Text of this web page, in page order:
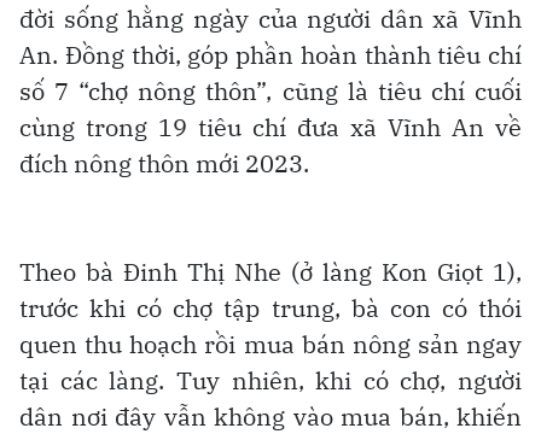
đời sống hằng ngày của người dân xã Vĩnh
An. Đồng thời, góp phần hoàn thành tiêu chí
số 7 “chợ nông thôn”, cũng là tiêu chí cuối
cùng trong 19 tiêu chí đưa xã Vĩnh An về
đích nông thôn mới 2023.
Theo bà Đinh Thị Nhe (ở làng Kon Giọt 1),
trước khi có chợ tập trung, bà con có thói
quen thu hoạch rồi mua bán nông sản ngay
tại các làng. Tuy nhiên, khi có chợ, người
dân nơi đây vẫn không vào mua bán, khiến